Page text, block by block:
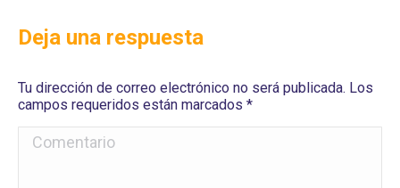
Deja una respuesta
Tu dirección de correo electrónico no será publicada. Los
campos requeridos están marcados *
Comentario